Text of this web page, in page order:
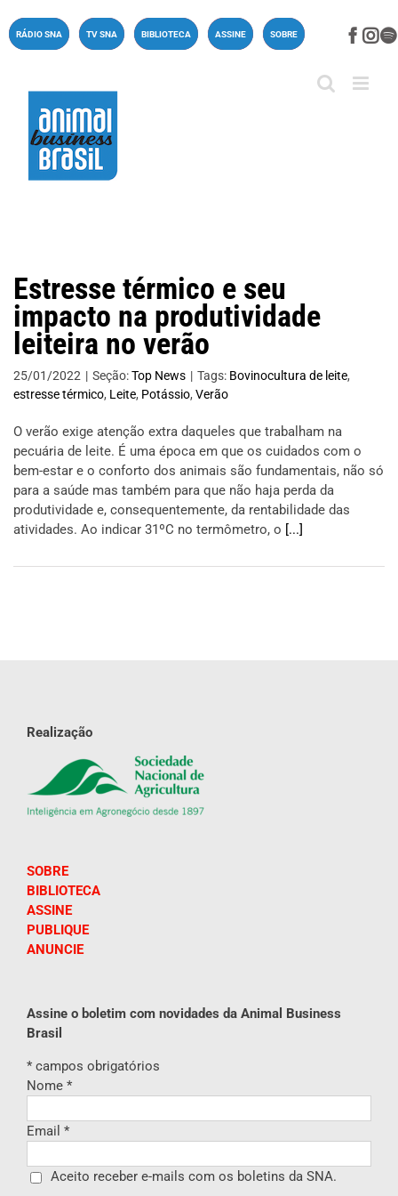
paraRÁDIO SNA TV SNA BIBLIOTECA ASSINE SOBRE
Estresse térmico e seu
impacto na produtividade
leiteira no verão
25/01/2022 | Seção:Top News | Tags: Bovinocultura de leite,
estresse térmico, Leite, Potássio, Verão
O verão exige atenção extra daqueles que trabalham na
pecuária de leite. É uma época em que os cuidados com o
bem-estar e o conforto dos animais são fundamentais, não só
para a saúde mas também para que não haja perda da
produtividade e, consequentemente, da rentabilidade das
atividades. Ao indicar 31ºC no termômetro, o [...]
Realização
SOBRE
BIBLIOTECA
ASSINE
PUBLIQUE
ANUNCIE
Assine o boletim com novidades da Animal Business
Brasil
* campos obrigatórios
Nome *
Email *
Aceito receber e-mails com os boletins da SNA.